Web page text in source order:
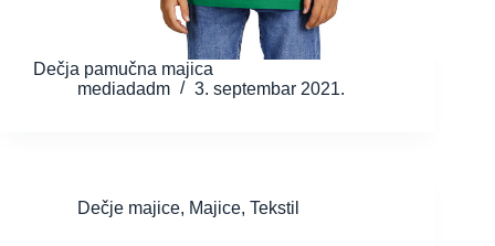
Dečja pamučna majica
mediadadm
3. septembar 2021.
Dečje majice, Majice, Tekstil